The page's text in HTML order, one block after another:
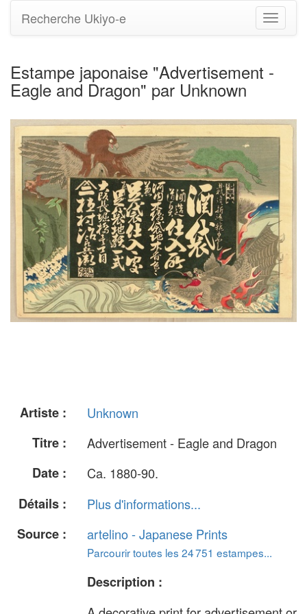
Basculer
la
Recherche Ukiyo-e
Estampe japonaise "Advertisement -
Eagle and Dragon" par Unknown
Artiste :
Unknown
Titre :
Advertisement - Eagle and Dragon
Date :
Ca. 1880-90.
Détails :
Plus d'informations...
Source :
artelino - Japanese Prints
Parcourir toutes les 24 751 estampes...
Description :